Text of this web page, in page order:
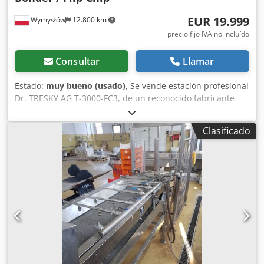
mercancías, logística, desmontaje y entrega del local
completamente limpio. Ya sea que se haya puesto en
contacto con nosotros por las estanterías de gran
capacidad galvanizada/un sistema de es
Wymysłów 12.800 km EUR 19.999
precio fijo IVA no incluído
Consultar Llamar
Estado: muy bueno (usado), Se vende estación profesional
Dr. TRESKY AG T-3000-FC3, de un reconocido fabricante
suizo. Se trata de un equipo de laboratorio de alta calidad
diseñado para el montaje y posicionamiento preciso de
estructuras semiconductoras (ensamblaje de chips /
tecnología flip-chip), utilizado en laboratorios de
investigación, producción de electrónica, fotónica,
optoelectrónica y microelectrónica. El modelo T-3000-FC3
pertenece a las plataformas más versátiles de la empresa
Tresky y permite realizar tanto procesos de montaje
básicos como avanzados. Datos técnicos Fabricante: Dr.
TRESKY AG Modelo: T-3000-FC3 País de fabricación: Suiza
Tipo: estación manual de ensamblaje de chips /
posicionador de componentes Controlador FC3 de fuerza
de unión Microscopio estereoscópico Olympus SZ51 Mesa
Clasificado